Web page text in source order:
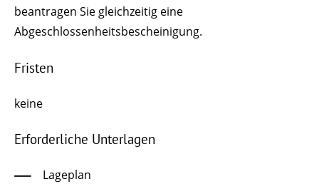
beantragen Sie gleichzeitig eine
Abgeschlossenheitsbescheinigung.
Fristen
keine
Erforderliche Unterlagen
Lageplan